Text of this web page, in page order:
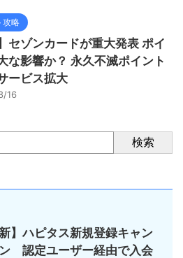
攻略
セゾンカードが重大発表 ポイ
な影響か？ 永久不滅ポイント
ービス拡大
16
検索
新】ハピタス新規登録キャン
認定ユーザー経由で入会